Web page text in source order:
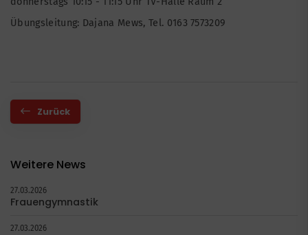
Übungsleitung: Dajana Mews, Tel. 0163 7573209
Zurück
Weitere News
27.03.2026
Frauengymnastik
27.03.2026